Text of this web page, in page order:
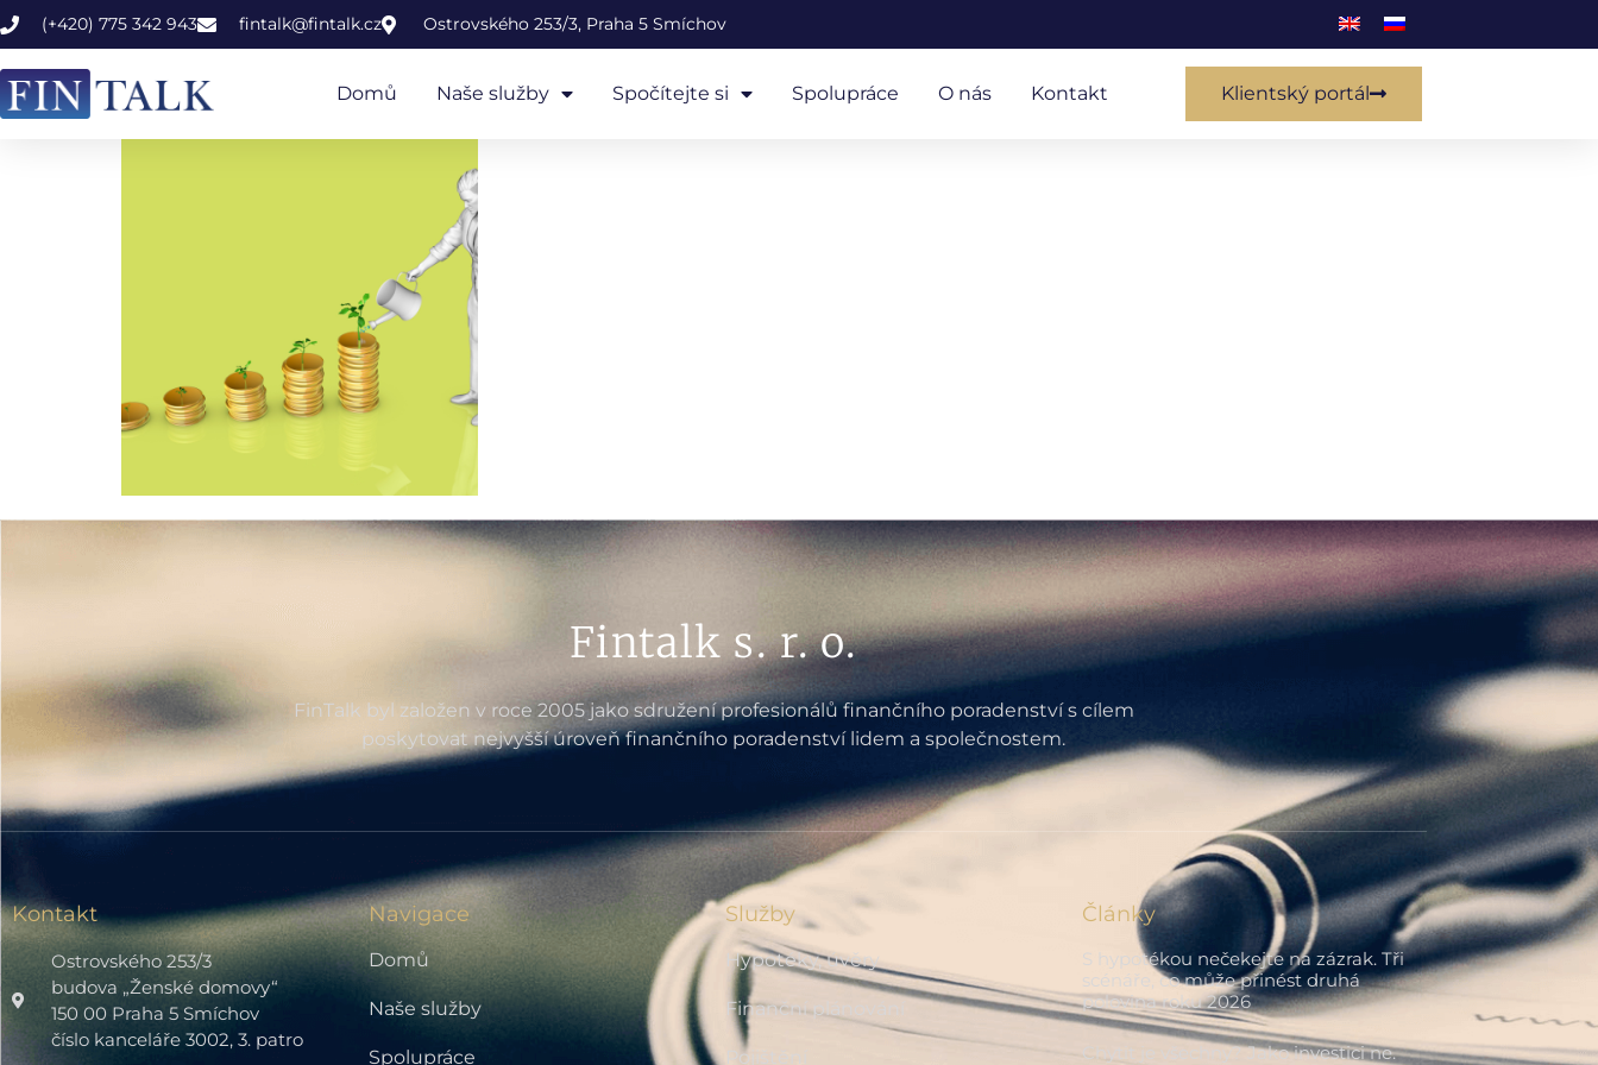
(+420) 775 342 943 fintalk@fintalk.cz Ostrovského 253/3, Praha 5 Smíchov
Domů Naše služby Spočítejte si Spolupráce O nás Kontakt Klientský portál
Fintalk s. r. o.
FinTalk byl založen v roce 2005 jako sdružení profesionálů finančního poradenství s cílem
poskytovat nejvyšší úroveň finančního poradenství lidem a společnostem.
Kontakt
Ostrovského 253/3
budova „Ženské domovy“
150 00 Praha 5 Smíchov
číslo kanceláře 3002, 3. patro
Navigace
Domů
Naše služby
Spolupráce
Služby
Hypotéky, úvěry
Finanční plánování
Pojištění
Články
S hypotékou nečekejte na zázrak. Tři
scénáře, co může přinést druhá
polovina roku 2026
Chytit je všechny? Jako investici ne.